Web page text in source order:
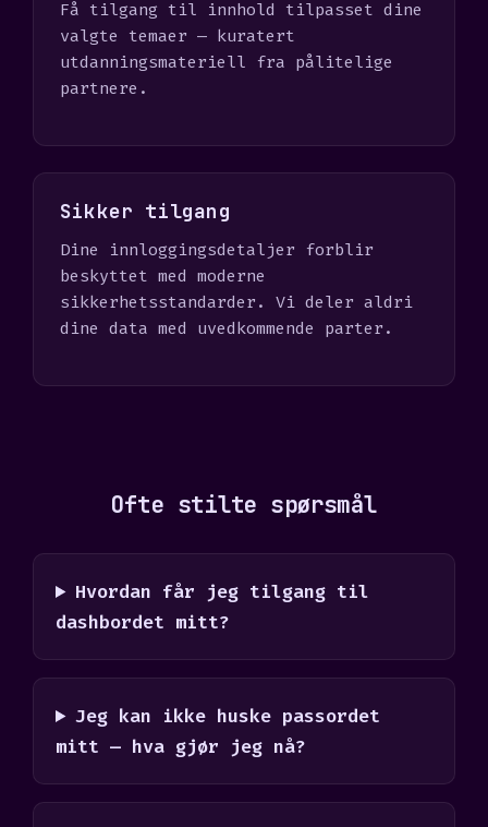
Få tilgang til innhold tilpasset dine
valgte temaer — kuratert
utdanningsmateriell fra pålitelige
partnere.
Sikker tilgang
Dine innloggingsdetaljer forblir
beskyttet med moderne
sikkerhetsstandarder. Vi deler aldri
dine data med uvedkommende parter.
Ofte stilte spørsmål
Hvordan får jeg tilgang til
dashbordet mitt?
Jeg kan ikke huske passordet
mitt — hva gjør jeg nå?